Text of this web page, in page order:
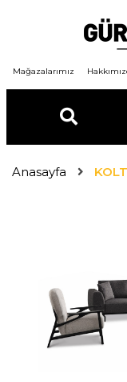
Mağazalarımız
Anasayfa